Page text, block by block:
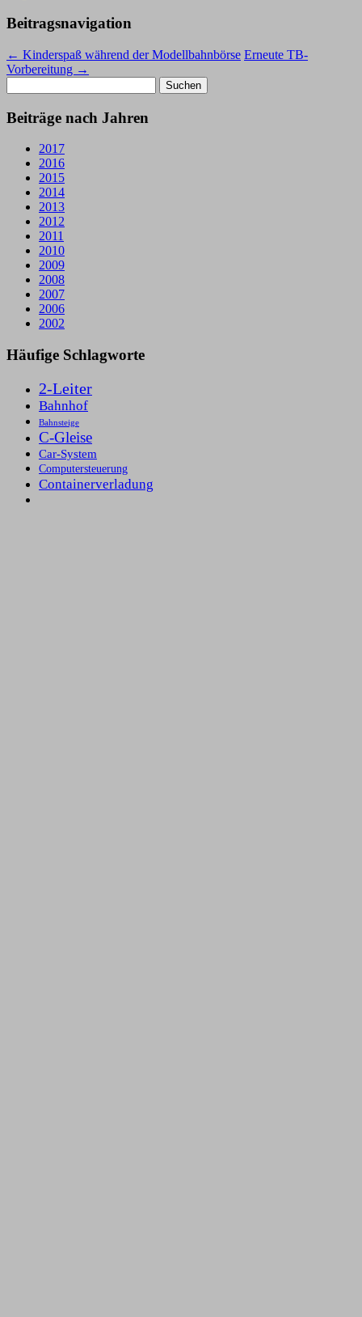
Beitragsnavigation
← Kinderspaß während der Modellbahnbörse Erneute TB-
Vorbereitung →
nach:
Beiträge nach Jahren
2017
2016
2015
2014
2013
2012
2011
2010
2009
2008
2007
2006
2002
Häufige Schlagworte
2-Leiter
Bahnhof
Bahnsteige
C-Gleise
Car-System
Computersteuerung
Containerverladung